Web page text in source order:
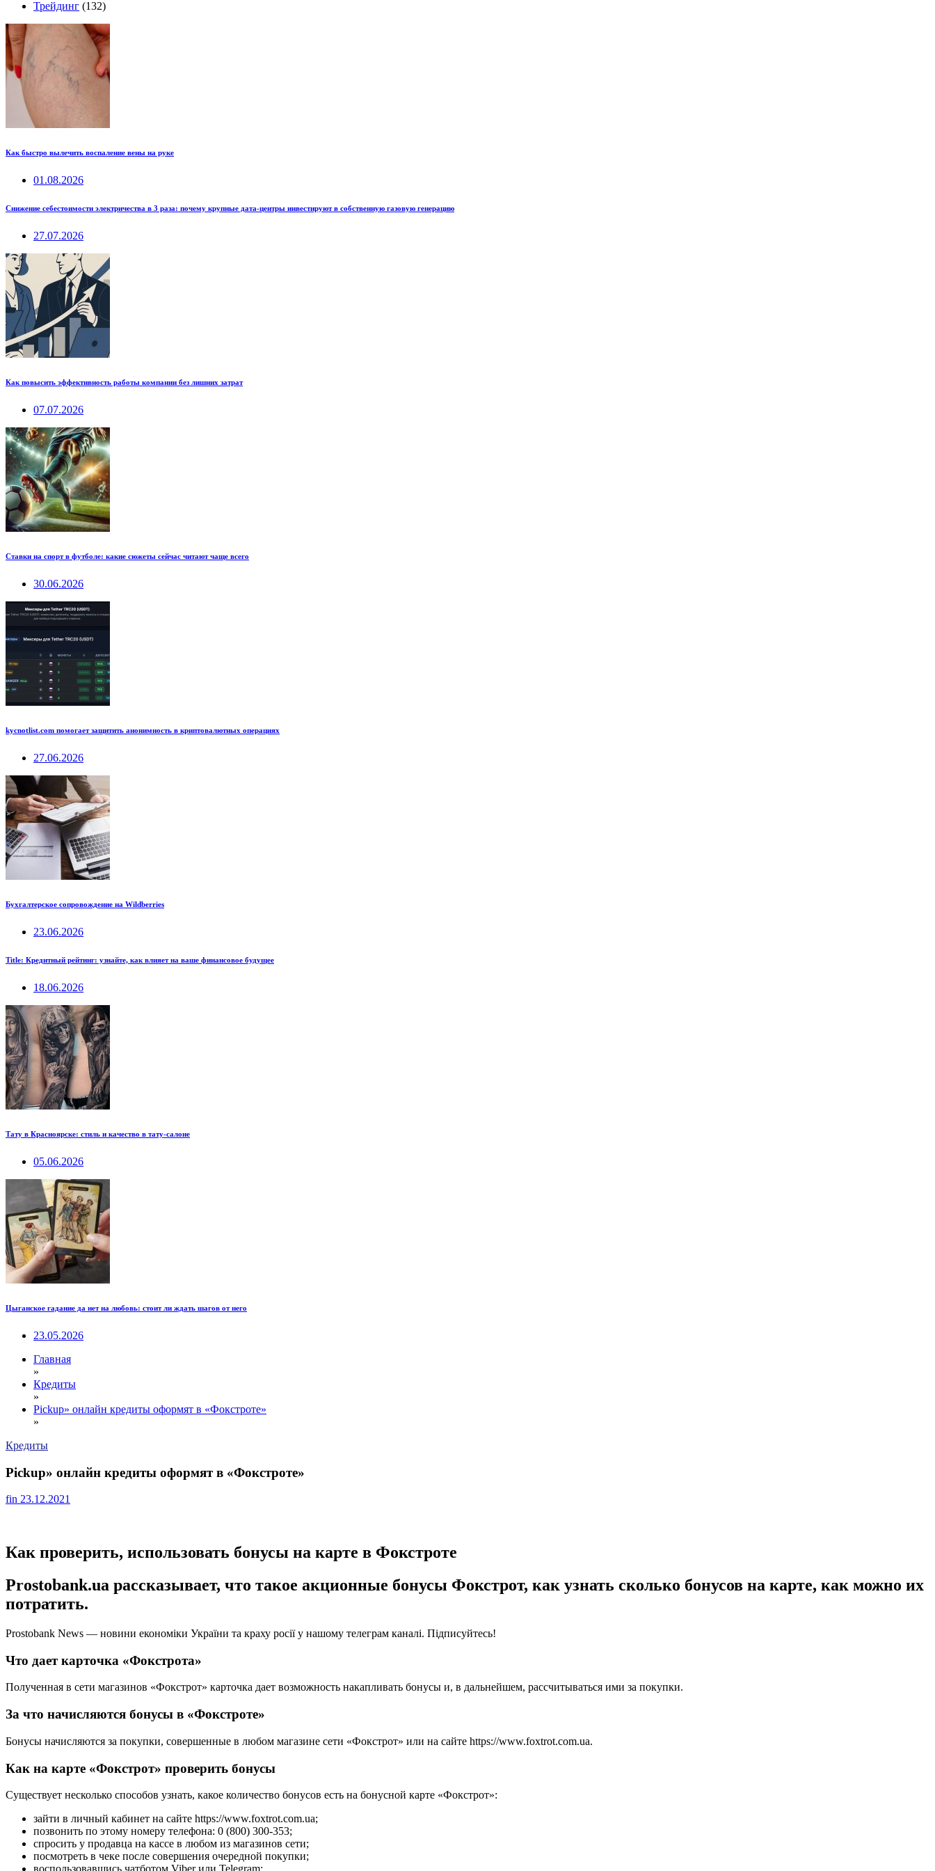
Трейдинг (132)
Как быстро вылечить воспаление вены на руке
01.08.2026
Снижение себестоимости электричества в 3 раза: почему крупные дата-центры инвестируют в собственную газовую генерацию
27.07.2026
Как повысить эффективность работы компании без лишних затрат
07.07.2026
Ставки на спорт в футболе: какие сюжеты сейчас читают чаще всего
30.06.2026
kycnotlist.com помогает защитить анонимность в криптовалютных операциях
27.06.2026
Бухгалтерское сопровождение на Wildberries
23.06.2026
Title: Кредитный рейтинг: узнайте, как влияет на ваше финансовое будущее
18.06.2026
Тату в Красноярске: стиль и качество в тату-салоне
05.06.2026
Цыганское гадание да нет на любовь: стоит ли ждать шагов от него
23.05.2026
Главная
»
Кредиты
»
Pickup» онлайн кредиты оформят в «Фокстроте»
»
Кредиты
Pickup» онлайн кредиты оформят в «Фокстроте»
fin 23.12.2021
Как проверить, использовать бонусы на карте в Фокстроте
Prostobank.ua рассказывает, что такое акционные бонусы Фокстрот, как узнать сколько бонусов на карте, как можно их
потратить.
Prostobank News — новини економіки України та краху росії у нашому телеграм каналі. Підписуйтесь!
Что дает карточка «Фокстрота»
Полученная в сети магазинов «Фокстрот» карточка дает возможность накапливать бонусы и, в дальнейшем, рассчитываться ими за покупки.
За что начисляются бонусы в «Фокстроте»
Бонусы начисляются за покупки, совершенные в любом магазине сети «Фокстрот» или на сайте https://www.foxtrot.com.ua.
Как на карте «Фокстрот» проверить бонусы
Существует несколько способов узнать, какое количество бонусов есть на бонусной карте «Фокстрот»:
зайти в личный кабинет на сайте https://www.foxtrot.com.ua;
позвонить по этому номеру телефона: 0 (800) 300-353;
спросить у продавца на кассе в любом из магазинов сети;
посмотреть в чеке после совершения очередной покупки;